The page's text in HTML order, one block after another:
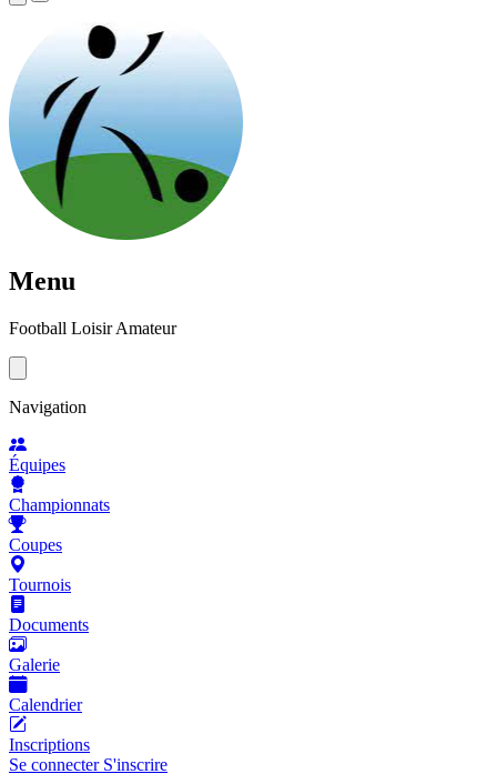
Menu
Football Loisir Amateur
Navigation
Équipes
Championnats
Coupes
Tournois
Documents
Galerie
Calendrier
Inscriptions
Se connecter S'inscrire